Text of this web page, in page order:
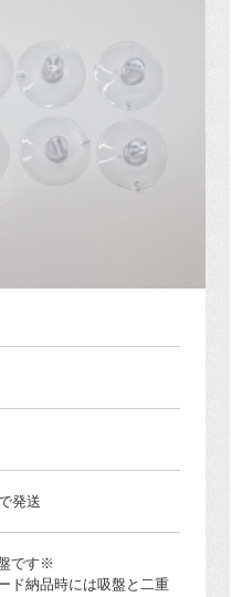
発送
です※
ド納品時には吸盤と二重